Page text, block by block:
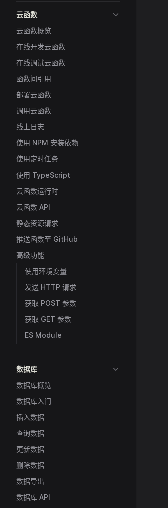
云函数
云函数概览
在线开发云函数
在线调试云函数
函数间引用
部署云函数
调用云函数
线上日志
使用 NPM 安装依赖
使用定时任务
使用 TypeScript
云函数运行时
云函数 API
静态资源请求
推送函数至 GitHub
高级功能
使用环境变量
发送 HTTP 请求
获取 POST 参数
获取 GET 参数
ES Module
数据库
数据库概览
数据库入门
插入数据
查询数据
更新数据
删除数据
数据导出
数据库 API